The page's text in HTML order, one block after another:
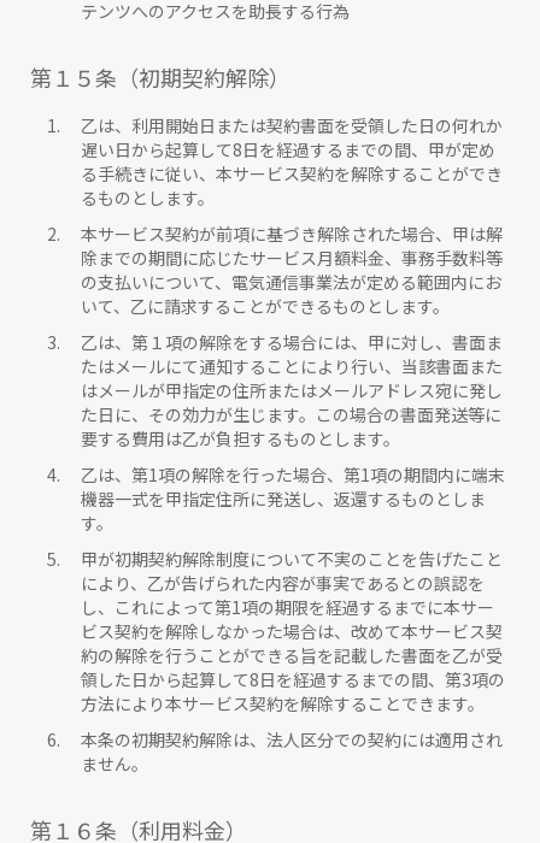
テンツへのアクセスを助長する行為
第１５条（初期契約解除）
乙は、利用開始日または契約書面を受領した日の何れか
遅い日から起算して8日を経過するまでの間、甲が定め
る手続きに従い、本サービス契約を解除することができ
るものとします。
本サービス契約が前項に基づき解除された場合、甲は解
除までの期間に応じたサービス月額料金、事務手数料等
の支払いについて、電気通信事業法が定める範囲内にお
いて、乙に請求することができるものとします。
乙は、第１項の解除をする場合には、甲に対し、書面ま
たはメールにて通知することにより行い、当該書面また
はメールが甲指定の住所またはメールアドレス宛に発し
た日に、その効力が生じます。この場合の書面発送等に
要する費用は乙が負担するものとします。
乙は、第1項の解除を行った場合、第1項の期間内に端末
機器一式を甲指定住所に発送し、返還するものとしま
す。
甲が初期契約解除制度について不実のことを告げたこと
により、乙が告げられた内容が事実であるとの誤認を
し、これによって第1項の期限を経過するまでに本サー
ビス契約を解除しなかった場合は、改めて本サービス契
約の解除を行うことができる旨を記載した書面を乙が受
領した日から起算して8日を経過するまでの間、第3項の
方法により本サービス契約を解除することできます。
本条の初期契約解除は、法人区分での契約には適用され
ません。
第１６条（利用料金）